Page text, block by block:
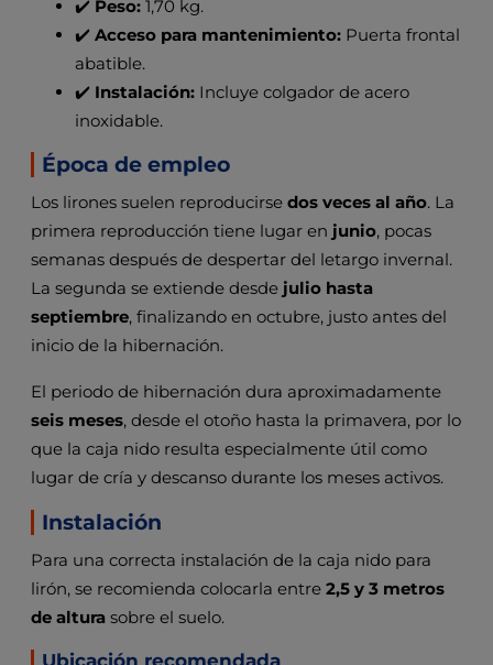
✔️ Peso: 1,70 kg.
✔️ Acceso para mantenimiento: Puerta frontal
abatible.
✔️ Instalación: Incluye colgador de acero
inoxidable.
Época de empleo
Los lirones suelen reproducirse dos veces al año. La
primera reproducción tiene lugar en junio, pocas
semanas después de despertar del letargo invernal.
La segunda se extiende desde julio hasta
septiembre, finalizando en octubre, justo antes del
inicio de la hibernación.
El periodo de hibernación dura aproximadamente
seis meses, desde el otoño hasta la primavera, por lo
que la caja nido resulta especialmente útil como
lugar de cría y descanso durante los meses activos.
Instalación
Para una correcta instalación de la caja nido para
lirón, se recomienda colocarla entre 2,5 y 3 metros
de altura sobre el suelo.
Ubicación recomendada